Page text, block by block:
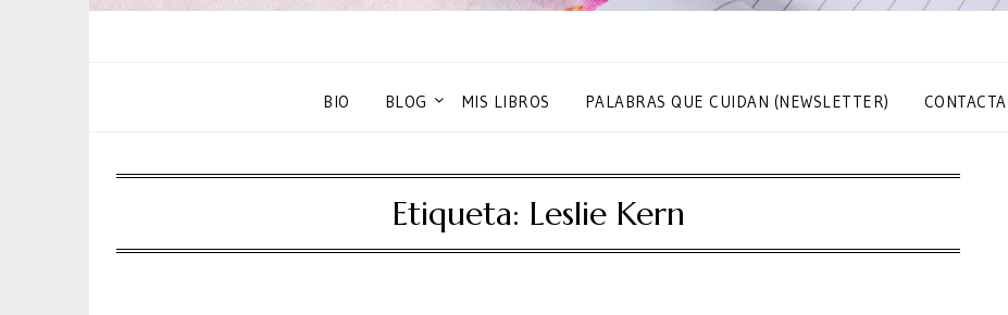
BIO BLOG MIS LIBROS PALABRAS QUE CUIDAN (NEWSLETTER) CONTACTA
Etiqueta: Leslie Kern